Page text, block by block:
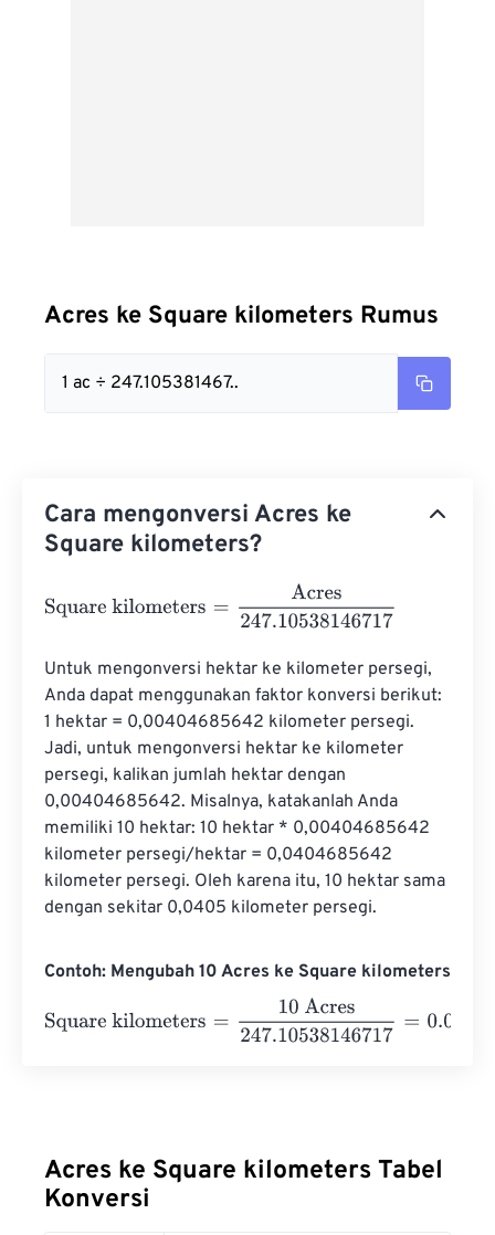
Acres ke Square kilometers Rumus
1 ac ÷ 247.105381467..
Cara mengonversi Acres ke
Square kilometers?
Square kilometers 247.10538146717
Untuk mengonversi hektar ke kilometer persegi,
Anda dapat menggunakan faktor konversi berikut:
1 hektar = 0,00404685642 kilometer persegi.
Jadi, untuk mengonversi hektar ke kilometer
persegi, kalikan jumlah hektar dengan
0,00404685642. Misalnya, katakanlah Anda
memiliki 10 hektar: 10 hektar * 0,00404685642
kilometer persegi/hektar = 0,0404685642
kilometer persegi. Oleh karena itu, 10 hektar sama
dengan sekitar 0,0405 kilometer persegi.
Contoh: Mengubah 10 Acres ke Square kilometers
Square kilometers
247.10538146717
Acres ke Square kilometers Tabel
Konversi